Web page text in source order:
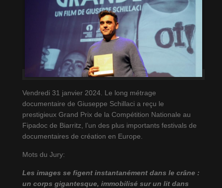
Vendredi 31 janvier 2024. Le long métrage
documentaire de Giuseppe Schillaci a reçu le
prestigieux Grand Prix de la Compétition Nationale au
Fipadoc de Biarritz, l’un des plus importants festivals de
documentaires de création en Europe.
Mots du Jury:
Les images se figent instantanément dans le crâne :
un corps gigantesque, immobilisé sur un lit dans